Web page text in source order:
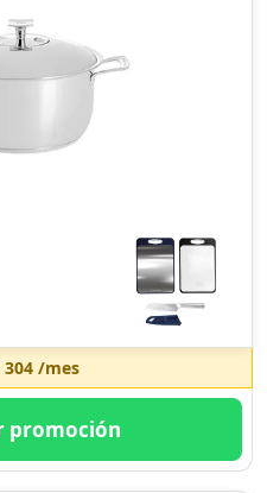
304/mes
promoción